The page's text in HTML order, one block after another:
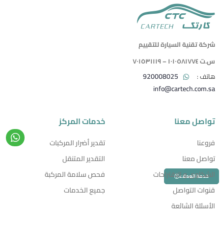
خدمة العملاء
شركة تقنية السيارة للتقييم
س.ت ١٠١٠٥٨١٧٧٤ – ٧٠١٥٣١١١٩
920008025
info@cartech.com.sa
تواصل معنا
فروعنا
تواصل معنا
الشكاوى و الاقتراحات
قنوات التواصل
الأسئلة الشائعة
خدمات المركز
تقدير أضرار المركبات
التقدير المتنقل
فحص سلامة المركبة
جميع الخدمات